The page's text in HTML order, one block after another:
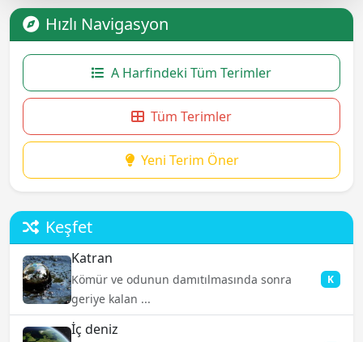
Hızlı Navigasyon
A Harfindeki Tüm Terimler
Tüm Terimler
Yeni Terim Öner
Keşfet
Katran
Kömür ve odunun damıtılmasında sonra
geriye kalan ...
K
İç deniz